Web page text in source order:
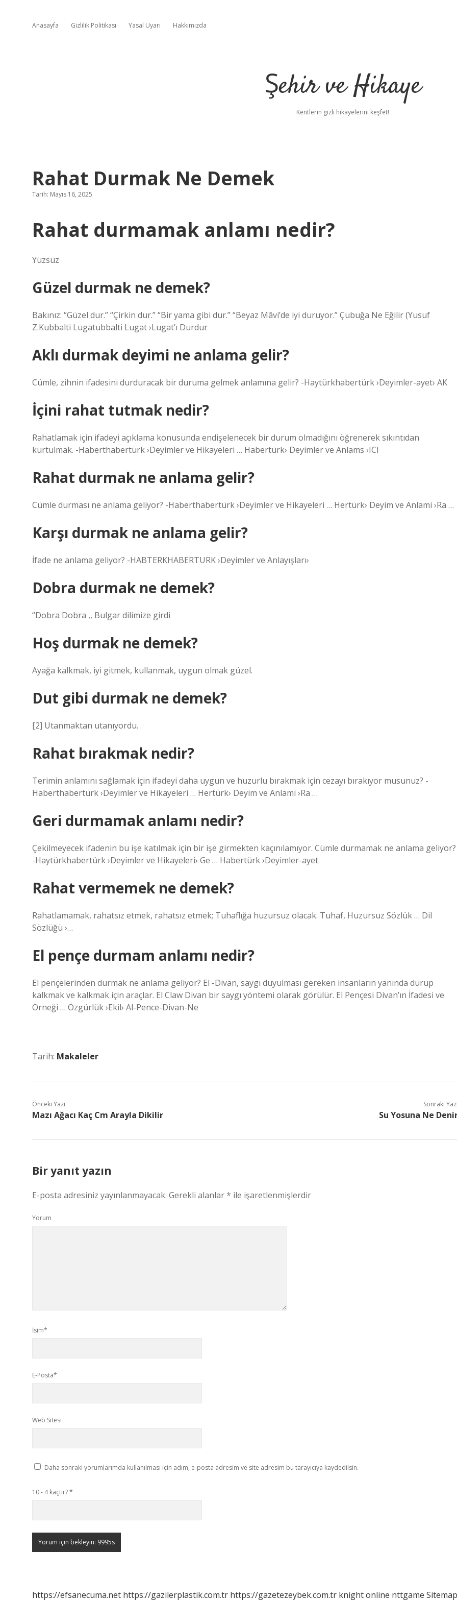
Anasayfa Gizlilik Politikası Yasal Uyarı Hakkımızda
Şehir ve Hikaye
Kentlerin gizli hikayelerini keşfet!
Rahat Durmak Ne Demek
Tarih: Mayıs 16, 2025
Rahat durmamak anlamı nedir?
Yüzsüz
Güzel durmak ne demek?
Bakınız: “Güzel dur.” “Çirkin dur.” “Bir yama gibi dur.” “Beyaz Mâvi’de iyi duruyor.” Çubuğa Ne Eğilir (Yusuf
Z.Kubbalti Lugatubbalti Lugat ›Lugat’ı Durdur
Aklı durmak deyimi ne anlama gelir?
Cümle, zihnin ifadesini durduracak bir duruma gelmek anlamına gelir? -Haytürkhabertürk ›Deyimler-ayet› AK
İçini rahat tutmak nedir?
Rahatlamak için ifadeyi açıklama konusunda endişelenecek bir durum olmadığını öğrenerek sıkıntıdan
kurtulmak. -Haberthabertürk ›Deyimler ve Hikayeleri … Habertürk› Deyimler ve Anlams ›ICI
Rahat durmak ne anlama gelir?
Cümle durması ne anlama geliyor? -Haberthabertürk ›Deyimler ve Hikayeleri … Hertürk› Deyim ve Anlami ›Ra …
Karşı durmak ne anlama gelir?
İfade ne anlama geliyor? -HABTERKHABERTURK ›Deyimler ve Anlayışları›
Dobra durmak ne demek?
“Dobra Dobra ,, Bulgar dilimize girdi
Hoş durmak ne demek?
Ayağa kalkmak, iyi gitmek, kullanmak, uygun olmak güzel.
Dut gibi durmak ne demek?
[2] Utanmaktan utanıyordu.
Rahat bırakmak nedir?
Terimin anlamını sağlamak için ifadeyi daha uygun ve huzurlu bırakmak için cezayı bırakıyor musunuz? -
Haberthabertürk ›Deyimler ve Hikayeleri … Hertürk› Deyim ve Anlami ›Ra …
Geri durmamak anlamı nedir?
Çekilmeyecek ifadenin bu işe katılmak için bir işe girmekten kaçınılamıyor. Cümle durmamak ne anlama geliyor?
-Haytürkhabertürk ›Deyimler ve Hikayeleri› Ge … Habertürk ›Deyimler-ayet
Rahat vermemek ne demek?
Rahatlamamak, rahatsız etmek, rahatsız etmek; Tuhaflığa huzursuz olacak. Tuhaf, Huzursuz Sözlük … Dil
Sözlüğü ›…
El pençe durmam anlamı nedir?
El pençelerinden durmak ne anlama geliyor? El -Divan, saygı duyulması gereken insanların yanında durup
kalkmak ve kalkmak için araçlar. El Claw Divan bir saygı yöntemi olarak görülür. El Pençesi Divan’ın İfadesi ve
Örneği … Özgürlük ›Ekil› Al-Pence-Divan-Ne
Tarih: Makaleler
Önceki Yazı
Mazı Ağacı Kaç Cm Arayla Dikilir
Sonraki
Su Yosuna Ne
Bir yanıt yazın
E-posta adresiniz yayınlanmayacak. Gerekli alanlar* ile işaretlenmişlerdir
Yorum
İsim*
E-Posta*
Web Sitesi
Daha sonraki yorumlarımda kullanılması için adım, e-posta adresim ve site adresim bu tarayıcıya kaydedilsin.
10 - 4 kaçtır?*
https://efsanecuma.net https://gazilerplastik.com.tr https://gazetezeybek.com.tr knight online nttgame Sitemap